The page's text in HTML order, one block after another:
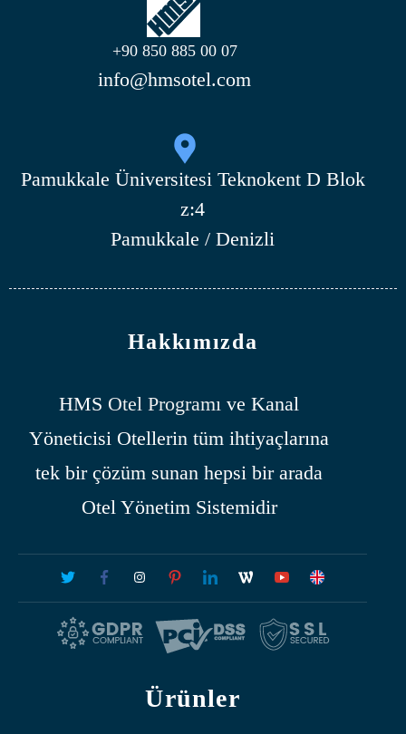
+90 850 885 00 07
info@hmsotel.com
Pamukkale Üniversitesi Teknokent D Blok
z:4
Pamukkale / Denizli
Hakkımızda
HMS Otel Programı ve Kanal
Yöneticisi Otellerin tüm ihtiyaçlarına
tek bir çözüm sunan hepsi bir arada
Otel Yönetim Sistemidir
Ürünler